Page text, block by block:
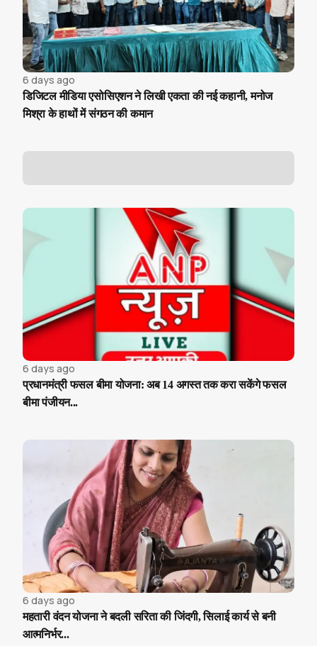
6 days ago
डिजिटल मीडिया एसोसिएशन ने लिखी एकता की नई कहानी, मनोज
मिश्रा के हाथों में संगठन की कमान
6 days ago
प्रधानमंत्री फसल बीमा योजना: अब 14 अगस्त तक करा सकेंगे फसल
बीमा पंजीयन...
6 days ago
महतारी वंदन योजना ने बदली सरिता की जिंदगी, सिलाई कार्य से बनी
आत्मनिर्भर...